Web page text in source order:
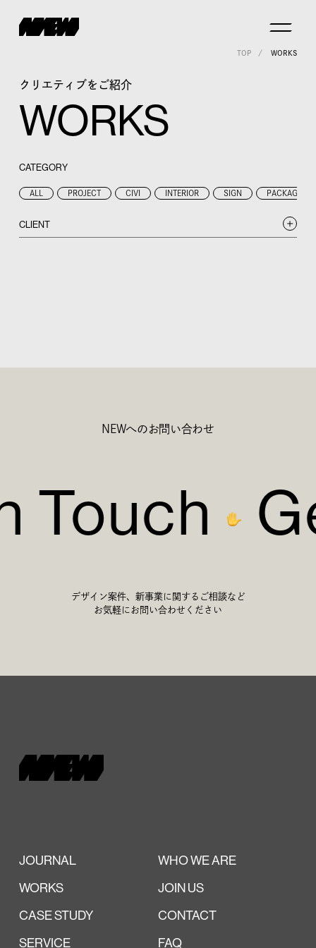
TOP WORKS
クリエティブをご紹介
WORKS
CATEGORY
ALL PROJECT CIVI INTERIOR SIGN PACKAGE
CLIENT
NEWへのお問い合わせ
Touch
デザイン案件、新事業に関するご相談など
お気軽にお問い合わせください
JOURNAL
WHO WE ARE
WORKS
JOIN US
CASE STUDY
CONTACT
SERVICE
FAQ